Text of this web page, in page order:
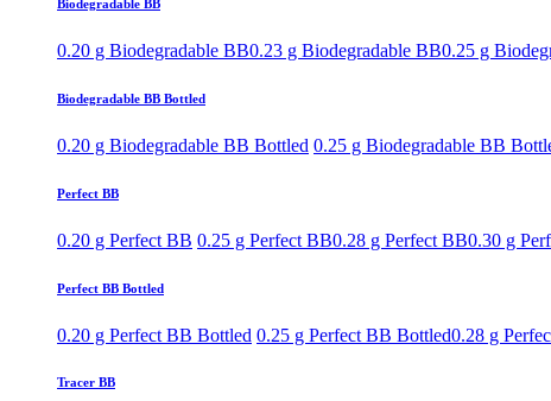
Biodegradable BB
0.20 g Biodegradable BB0.23 g Biodegradable BB0.25 g
Biodegradable BB Bottled
0.20 g Biodegradable BB Bottled 0.25 g Biodegradable BB
Perfect BB
0.20 g Perfect BB 0.25 g Perfect BB0.28 g Perfect BB0.30 g
Perfect BB Bottled
0.20 g Perfect BB Bottled 0.25 g Perfect BB Bottled0.28 g
Tracer BB